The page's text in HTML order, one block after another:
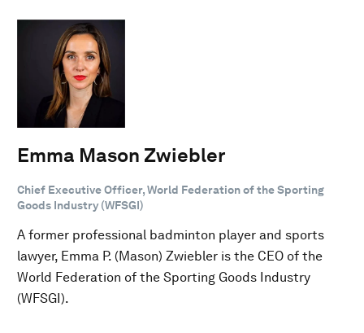
Emma Mason Zwiebler
Chief Executive Officer, World Federation of the Sporting
Goods Industry (WFSGI)
A former professional badminton player and sports
lawyer, Emma P. (Mason) Zwiebler is the CEO of the
World Federation of the Sporting Goods Industry
(WFSGI).